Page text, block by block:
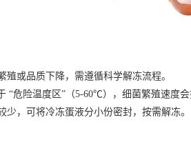
或品质下降，需遵循科学解冻流程。
险温度区”（5-60℃），细菌繁殖速度
，可将冷冻蛋液分小份密封，按需解冻。